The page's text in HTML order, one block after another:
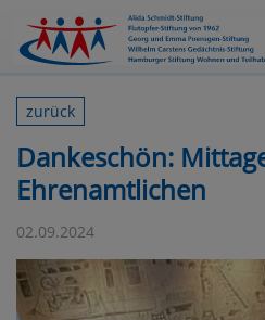
zurück
Dankeschön:
Ehrenamtlichen
02.09.2024